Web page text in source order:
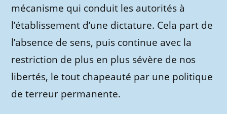
mécanisme qui conduit les autorités à
l’établissement d’une dictature. Cela part de
l’absence de sens, puis continue avec la
restriction de plus en plus sévère de nos
libertés, le tout chapeauté par une politique
de terreur permanente.